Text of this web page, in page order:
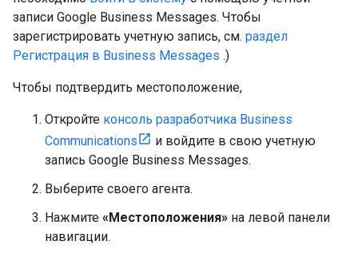
записи Google Business Messages. Чтобы
зарегистрировать учетную запись, см. раздел
Регистрация в Business Messages .)
Чтобы подтвердить местоположение,
Откройте консоль разработчика Business
Communications
и войдите в свою учетную
запись Google Business Messages.
Выберите своего агента.
Нажмите «Местоположения» на левой панели
навигации.